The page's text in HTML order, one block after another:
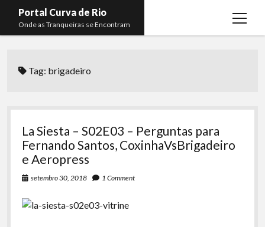
Portal Curva de Rio
Onde as Tranqueiras se Encontram
open
menu
Curva de Rio
Komos
La Siesta Podcast
Boca do Lixo
Rachão na Beira do RIo
Membros open
Lucas Oliveira
Kaique Xavier
Mateus Mantoan
Rafael Almeida
Tag: brigadeiro
La Siesta – S02E03 – Perguntas para
Fernando Santos, CoxinhaVsBrigadeiro
e Aeropress
setembro 30, 2018 1 Comment